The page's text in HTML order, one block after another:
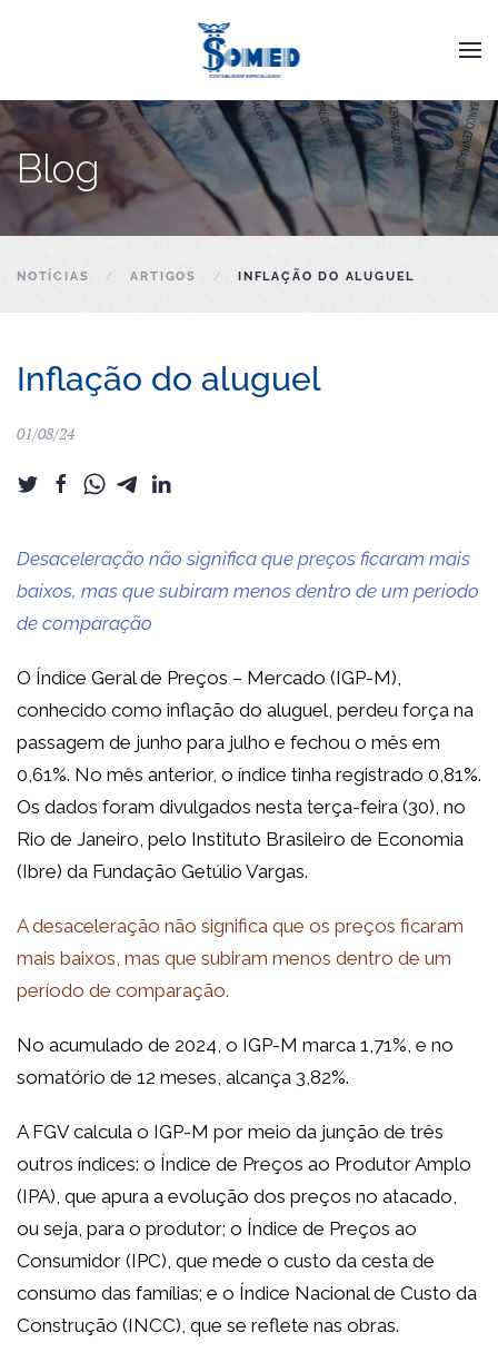
Blog
NOTÍCIAS ARTIGOS INFLAÇÃO DO ALUGUEL
Inflação do aluguel
01/08/24
Desaceleração não significa que preços ficaram mais
baixos, mas que subiram menos dentro de um período
de comparação
O Índice Geral de Preços – Mercado (IGP-M),
conhecido como inflação do aluguel, perdeu força na
passagem de junho para julho e fechou o mês em
0,61%. No mês anterior, o índice tinha registrado 0,81%.
Os dados foram divulgados nesta terça-feira (30), no
Rio de Janeiro, pelo Instituto Brasileiro de Economia
(Ibre) da Fundação Getúlio Vargas.
A desaceleração não significa que os preços ficaram
mais baixos, mas que subiram menos dentro de um
período de comparação.
No acumulado de 2024, o IGP-M marca 1,71%, e no
somatório de 12 meses, alcança 3,82%.
A FGV calcula o IGP-M por meio da junção de três
outros índices: o Índice de Preços ao Produtor Amplo
(IPA), que apura a evolução dos preços no atacado,
ou seja, para o produtor; o Índice de Preços ao
Consumidor (IPC), que mede o custo da cesta de
consumo das famílias; e o Índice Nacional de Custo da
Construção (INCC), que se reflete nas obras.